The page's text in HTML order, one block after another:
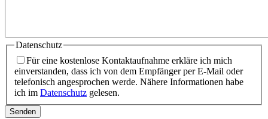
Datenschutz
Für eine kostenlose Kontaktaufnahme erkläre ich mich
einverstanden, dass ich von dem Empfänger per E-Mail oder
telefonisch angesprochen werde. Nähere Informationen habe
ich im Datenschutz gelesen.
Senden